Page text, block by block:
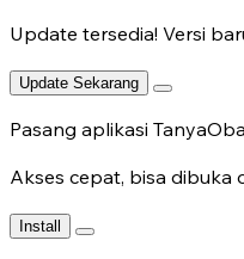
Update tersedia! Versi baru
Update Sekarang
Pasang aplikasi
Akses cepat, bisa dibuka
Install